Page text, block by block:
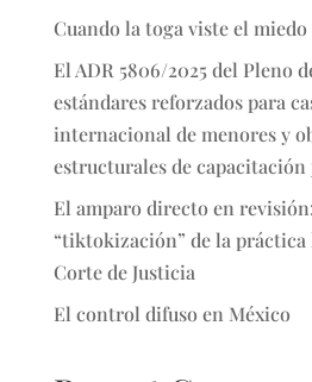
Cuando la toga viste el miedo
El ADR 5806/2025 del Pleno
estándares reforzados para
internacional de menores y
estructurales de
El amparo directo en
“tiktokización” de la práctica
Corte de Justicia
El control difuso en México